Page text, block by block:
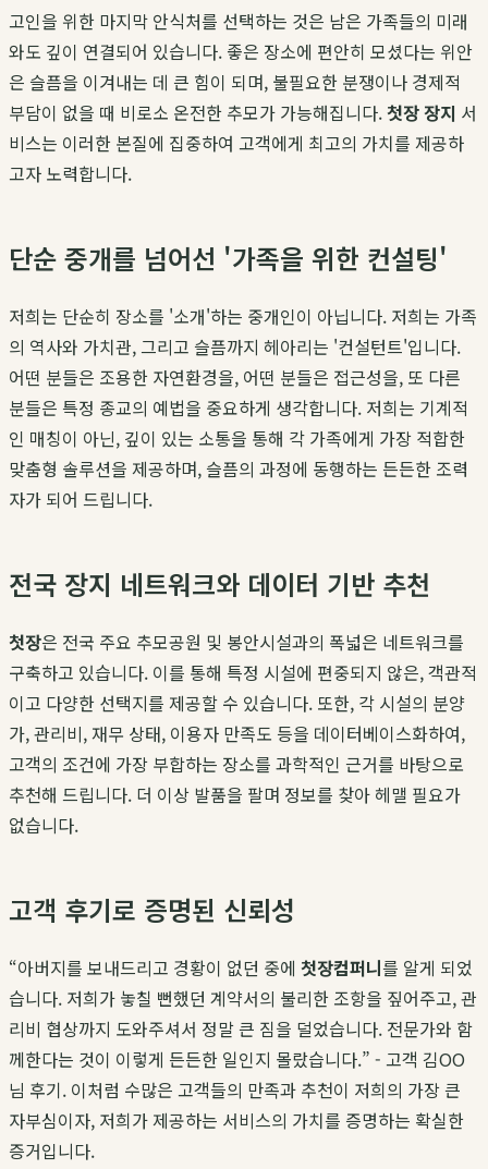
고인을 위한 마지막 안식처를 선택하는 것은 남은 가족들의 미래
와도 깊이 연결되어 있습니다. 좋은 장소에 편안히 모셨다는 위안
은 슬픔을 이겨내는 데 큰 힘이 되며, 불필요한 분쟁이나 경제적
부담이 없을 때 비로소 온전한 추모가 가능해집니다.첫장 장지 서
비스는 이러한 본질에 집중하여 고객에게 최고의 가치를 제공하
고자 노력합니다.
단순 중개를 넘어선 '가족을 위한 컨설팅'
저희는 단순히 장소를 '소개'하는 중개인이 아닙니다. 저희는 가족
의 역사와 가치관, 그리고 슬픔까지 헤아리는 '컨설턴트'입니다.
어떤 분들은 조용한 자연환경을, 어떤 분들은 접근성을, 또 다른
분들은 특정 종교의 예법을 중요하게 생각합니다. 저희는 기계적
인 매칭이 아닌, 깊이 있는 소통을 통해 각 가족에게 가장 적합한
맞춤형 솔루션을 제공하며, 슬픔의 과정에 동행하는 든든한 조력
자가 되어 드립니다.
전국 장지 네트워크와 데이터 기반 추천
첫장은 전국 주요 추모공원 및 봉안시설과의 폭넓은 네트워크를
구축하고 있습니다. 이를 통해 특정 시설에 편중되지 않은, 객관적
이고 다양한 선택지를 제공할 수 있습니다. 또한, 각 시설의 분양
가, 관리비, 재무 상태, 이용자 만족도 등을 데이터베이스화하여,
고객의 조건에 가장 부합하는 장소를 과학적인 근거를 바탕으로
추천해 드립니다. 더 이상 발품을 팔며 정보를 찾아 헤맬 필요가
없습니다.
고객 후기로 증명된 신뢰성
“아버지를 보내드리고 경황이 없던 중에 첫장컴퍼니를 알게 되었
습니다. 저희가 놓칠 뻔했던 계약서의 불리한 조항을 짚어주고, 관
리비 협상까지 도와주셔서 정말 큰 짐을 덜었습니다. 전문가와 함
께한다는 것이 이렇게 든든한 일인지 몰랐습니다.” - 고객 김OO
님 후기. 이처럼 수많은 고객들의 만족과 추천이 저희의 가장 큰
자부심이자, 저희가 제공하는 서비스의 가치를 증명하는 확실한
증거입니다.